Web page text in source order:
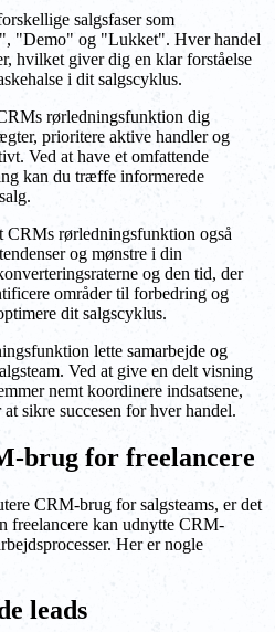
salgsfaser som
"Demo" og "Lukket". Hver handel
hvilket giver dig en klar forståelse
i dit salgscyklus.
rørledningsfunktion dig
prioritere aktive handler og
Ved at have et omfattende
kan du træffe informerede
CRMs rørledningsfunktion også
og mønstre i din
og den tid, der
områder til forbedring og
dit salgscyklus.
lette samarbejde og
Ved at give en delt visning
nemt koordinere indsatsene,
sikre succesen for hver handel.
brug for freelancere
CRM-brug for salgsteams, er det
freelancere kan udnytte CRM-
Her er nogle
leads